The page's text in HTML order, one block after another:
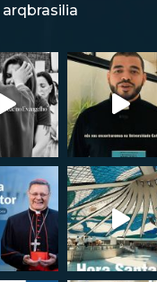
arqbrasilia